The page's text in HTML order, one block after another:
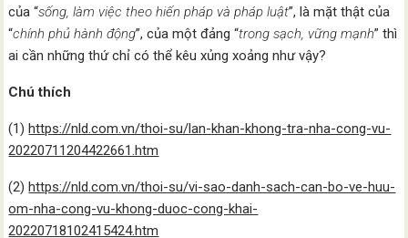
của “sống, làm việc theo hiến pháp và pháp luật”, là mặt thật của
“chính phủ hành động”, của một đảng “trong sạch, vững mạnh” thì
ai cần những thứ chỉ có thể kêu xủng xoảng như vậy?
Chú thích
(1)https://nld.com.vn/thoi-su/lan-khan-khong-tra-nha-cong-vu-
20220711204422661.htm
(2)https://nld.com.vn/thoi-su/vi-sao-danh-sach-can-bo-ve-huu-
om-nha-cong-vu-khong-duoc-cong-khai-
20220718102415424.htm